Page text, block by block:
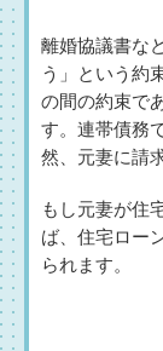
離婚協議書な
う」という約
の間の約束で
す。連帯債務
然、元妻に請
もし元妻が住
ば、住宅ロー
られます。